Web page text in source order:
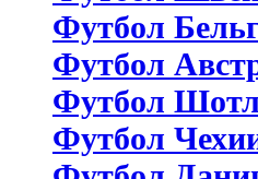
Футбол
Футбол
Футбол
Футбол